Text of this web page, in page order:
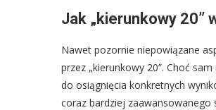
Jak „kierunkowy 20”
Nawet pozornie niepowiązane
przez „kierunkowy 20”. Choć
do osiągnięcia konkretnych
coraz bardziej zaawansowanego